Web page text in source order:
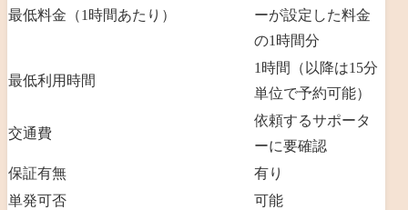
最低料金（1時間あたり）
ーが設定した料金
の1時間分
最低利用時間
1時間（以降は15分
単位で予約可能）
交通費
依頼するサポータ
ーに要確認
保証有無
有り
単発可否
可能